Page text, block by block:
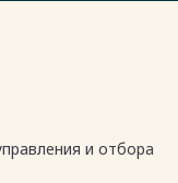
и отбора